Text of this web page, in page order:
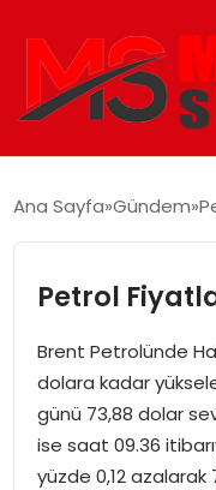
EKONOMI
EĞITIM
TEKNOLOJI
GÜNCEL
Ana Sayfa Gündem
Petrol
Brent Petrolünde
dolara kadar
günü 73,88 dolar
ise saat 09.36
yüzde 0,12 azalarak